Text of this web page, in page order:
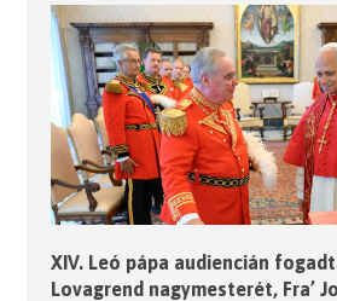
XIV. Leó pápa audiencián
Lovagrend nagymesterét, Fra’